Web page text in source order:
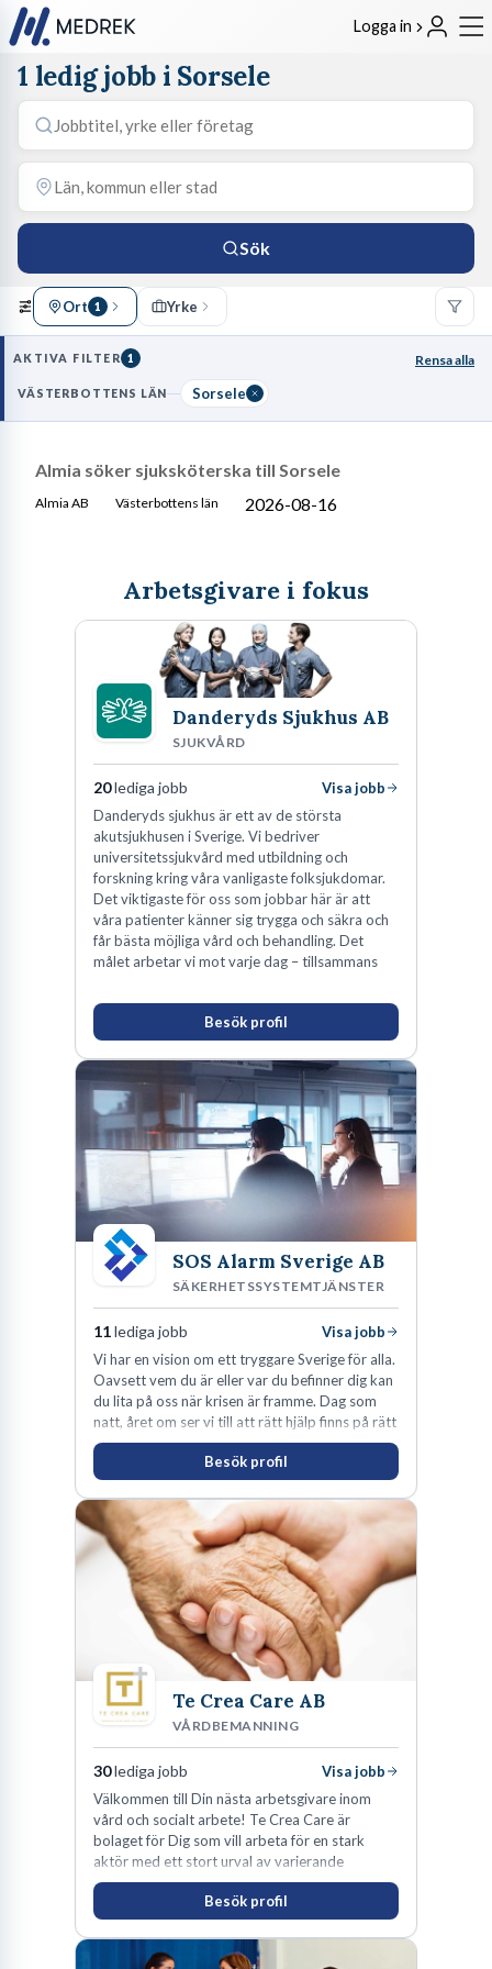
Logga in
1 ledig jobb i Sorsele
Sök
Ort 1 Yrke
AKTIVA FILTER 1 Rensa alla
VÄSTERBOTTENS LÄN Sorsele
Almia söker sjuksköterska till Sorsele
Almia AB Västerbottens län 2026-08-16
Arbetsgivare i fokus
Danderyds Sjukhus AB
SJUKVÅRD
20lediga jobb
Visa jobb
Danderyds sjukhus är ett av de största
akutsjukhusen i Sverige. Vi bedriver
universitetssjukvård med utbildning och
forskning kring våra vanligaste folksjukdomar.
Det viktigaste för oss som jobbar här är att
våra patienter känner sig trygga och säkra och
får bästa möjliga vård och behandling. Det
målet arbetar vi mot varje dag – tillsammans
Besök profil
SOS Alarm Sverige AB
SÄKERHETSSYSTEMTJÄNSTER
11lediga jobb
Visa jobb
Vi har en vision om ett tryggare Sverige för alla.
Oavsett vem du är eller var du befinner dig kan
du lita på oss när krisen är framme. Dag som
natt, året om ser vi till att rätt hjälp finns på rätt
plats i rätt tid.
Besök profil
Te Crea Care AB
VÅRDBEMANNING
30lediga jobb
Visa jobb
Välkommen till Din nästa arbetsgivare inom
vård och socialt arbete! Te Crea Care är
bolaget för Dig som vill arbeta för en stark
aktör med ett stort urval av varierande
uppdrag i hela Sverige både inom den privata
som offentliga sektorn.Besök profil